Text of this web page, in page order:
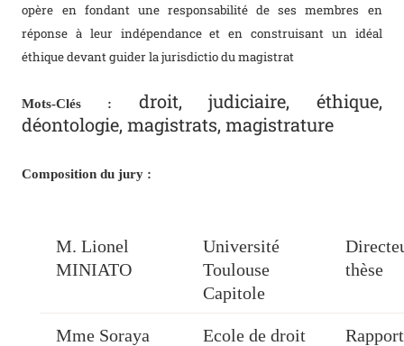
opère en fondant une responsabilité de ses membres en
réponse à leur indépendance et en construisant un idéal
éthique devant guider la jurisdictio du magistrat
Mots-Clés :
droit, judiciaire, éthique,
déontologie, magistrats, magistrature
Composition du jury :
M. Lionel
MINIATO
Université
Toulouse
Capitole
thèse
Mme Soraya
Ecole de droit